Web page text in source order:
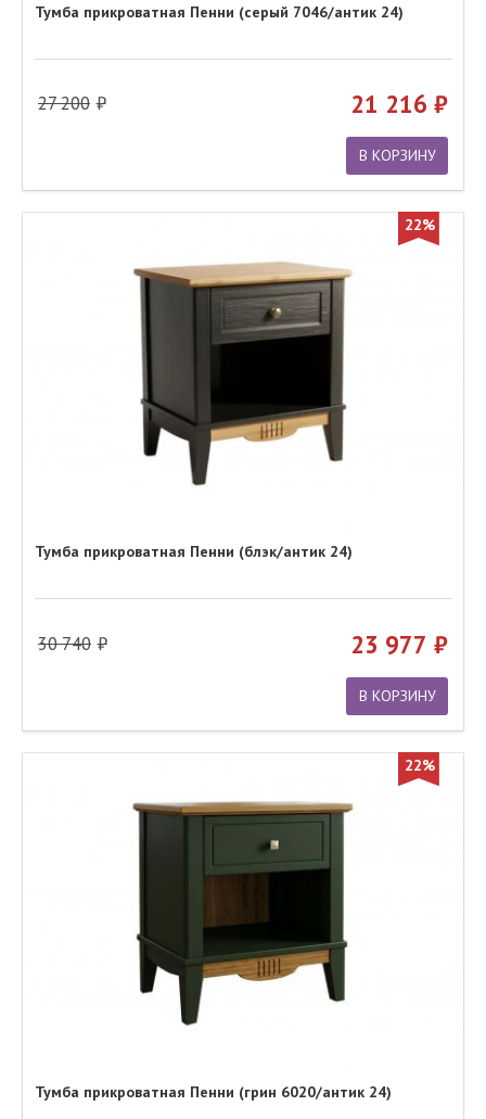
Тумба прикроватная Пенни (серый 7046/антик 24)
27 200 21 216
В КОРЗИНУ
22%
Тумба прикроватная Пенни (блэк/антик 24)
30 740 23 977
В КОРЗИНУ
22%
Тумба прикроватная Пенни (грин 6020/антик 24)